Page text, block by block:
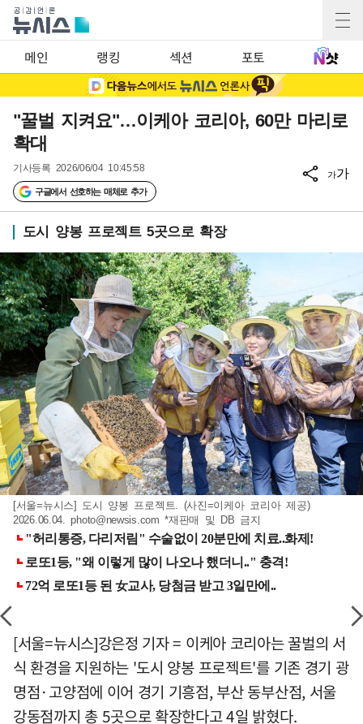
메인 랭킹 섹션 포토
"꿀벌 지켜요"…이케아 코리아, 60만 마리로
확대
기사등록 2026/06/04 10:45:58
구글에서 선호하는 매체로 추가
가가
도시 양봉 프로젝트 5곳으로 확장
[서울=뉴시스] 도시 양봉 프로젝트. (사진=이케아 코리아 제공)
2026.06.04.photo@newsis.com *재판매 및 DB 금지
[서울=뉴시스]강은정 기자 = 이케아 코리아는 꿀벌의 서
식 환경을 지원하는 '도시 양봉 프로젝트'를 기존 경기 광
명점·고양점에 이어 경기 기흥점, 부산 동부산점, 서울
강동점까지 총 5곳으로 확장한다고 4일 밝혔다.